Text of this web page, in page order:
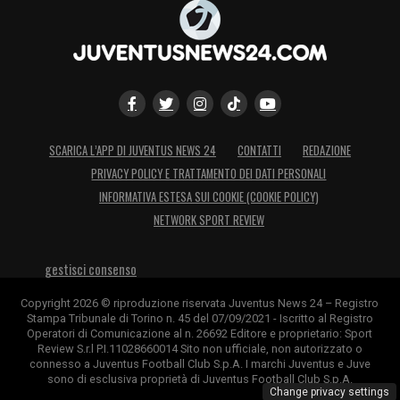
Khéphren che ha raccolto l’eredità di papà Lilian (in
bianconero dal 2001 al 2006). Prima di loro, la stessa
giocò a Torino nella stagione 1969-1970, mentre il
1997, conquistando lo Scudetto e la Coppa
Intercontinentale. Con Kluivert, la Signora potrebbe
presto aprire un nuovo capitolo di questa tradizione
SCARICA L’APP DI JUVENTUS NEWS 24 CONTATTI
REDAZIONE
PRIVACY POLICY E TRATTAMENTO DEI DATI PERSONALI
INFORMATIVA ESTESA SUI COOKIE (COOKIE POLICY)
NETWORK SPORT REVIEW
gestisci consenso
Copyright 2026 © riproduzione riservata Juventus News 24 – Registro
Stampa Tribunale di Torino n. 45 del 07/09/2021 - Iscritto al Registro
Operatori di Comunicazione al n. 26692 Editore e proprietario: Sport
Review S.r.l P.I.11028660014 Sito non ufficiale, non autorizzato o
connesso a Juventus Football Club S.p.A. I marchi Juventus e Juve
sono di esclusiva proprietà di Juventus Football Club S.p.A.
Change privacy settings